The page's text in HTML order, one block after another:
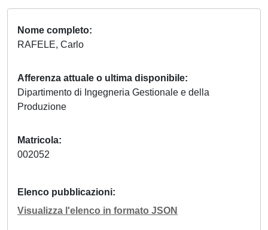
Nome completo
RAFELE, Carlo
Afferenza attuale o ultima disponibile
Dipartimento di Ingegneria Gestionale e della
Produzione
Matricola
002052
Elenco pubblicazioni
Visualizza l'elenco in formato JSON